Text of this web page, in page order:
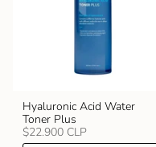
Hyaluronic Acid Water
Toner Plus
$22.900 CLP